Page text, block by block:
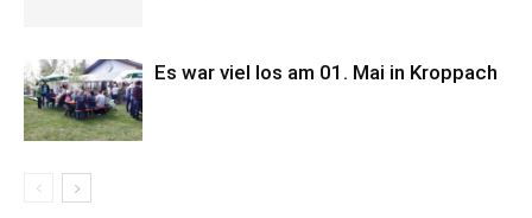
Es war viel los am 01. Mai in Kroppach